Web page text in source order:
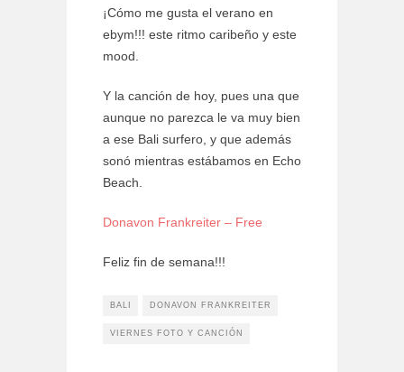
¡Cómo me gusta el verano en
ebym!!! este ritmo caribeño y este
mood.
Y la canción de hoy, pues una que
aunque no parezca le va muy bien
a ese Bali surfero, y que además
sonó mientras estábamos en Echo
Beach.
Donavon Frankreiter – Free
Feliz fin de semana!!!
BALI DONAVON FRANKREITER
VIERNES FOTO Y CANCIÓN